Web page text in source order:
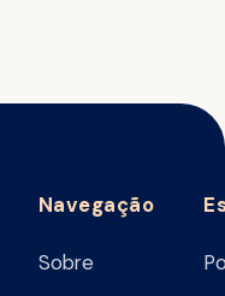
Navegação
Sobre